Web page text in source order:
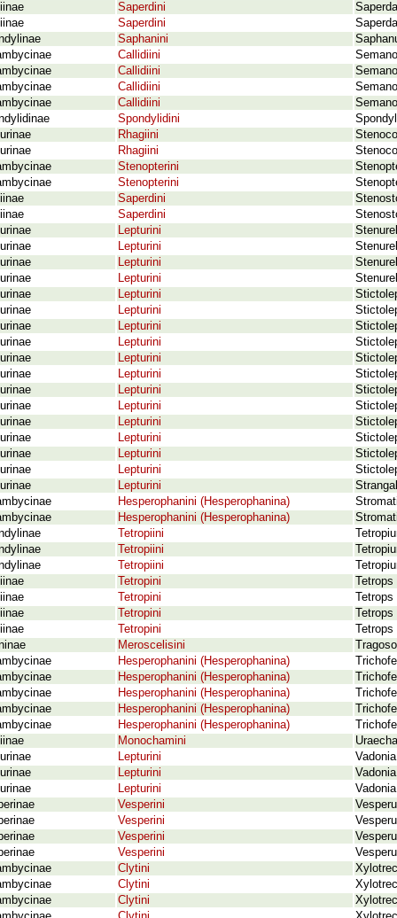
Saperdini
Saperdini
Saphanini
Callidiini
Callidiini
Callidiini
Callidiini
Spondylidini
Rhagiini
Rhagiini
Stenopterini
Stenopterini
Saperdini
Saperdini
Lepturini
Lepturini
Lepturini
Lepturini
Lepturini
Lepturini
Lepturini
Lepturini
Lepturini
Lepturini
Lepturini
Lepturini
Lepturini
Lepturini
Lepturini
Lepturini
Lepturini
Hesperophanini (Hesperophanina)
Hesperophanini (Hesperophanina)
Tetropiini
Tetropiini
Tetropiini
Tetropini
Tetropini
Tetropini
Tetropini
Meroscelisini
Hesperophanini (Hesperophanina)
Hesperophanini (Hesperophanina)
Hesperophanini (Hesperophanina)
Hesperophanini (Hesperophanina)
Hesperophanini (Hesperophanina)
Monochamini
Lepturini
Lepturini
Lepturini
Vesperini
Vesperini
Vesperini
Vesperini
Clytini
Clytini
Clytini